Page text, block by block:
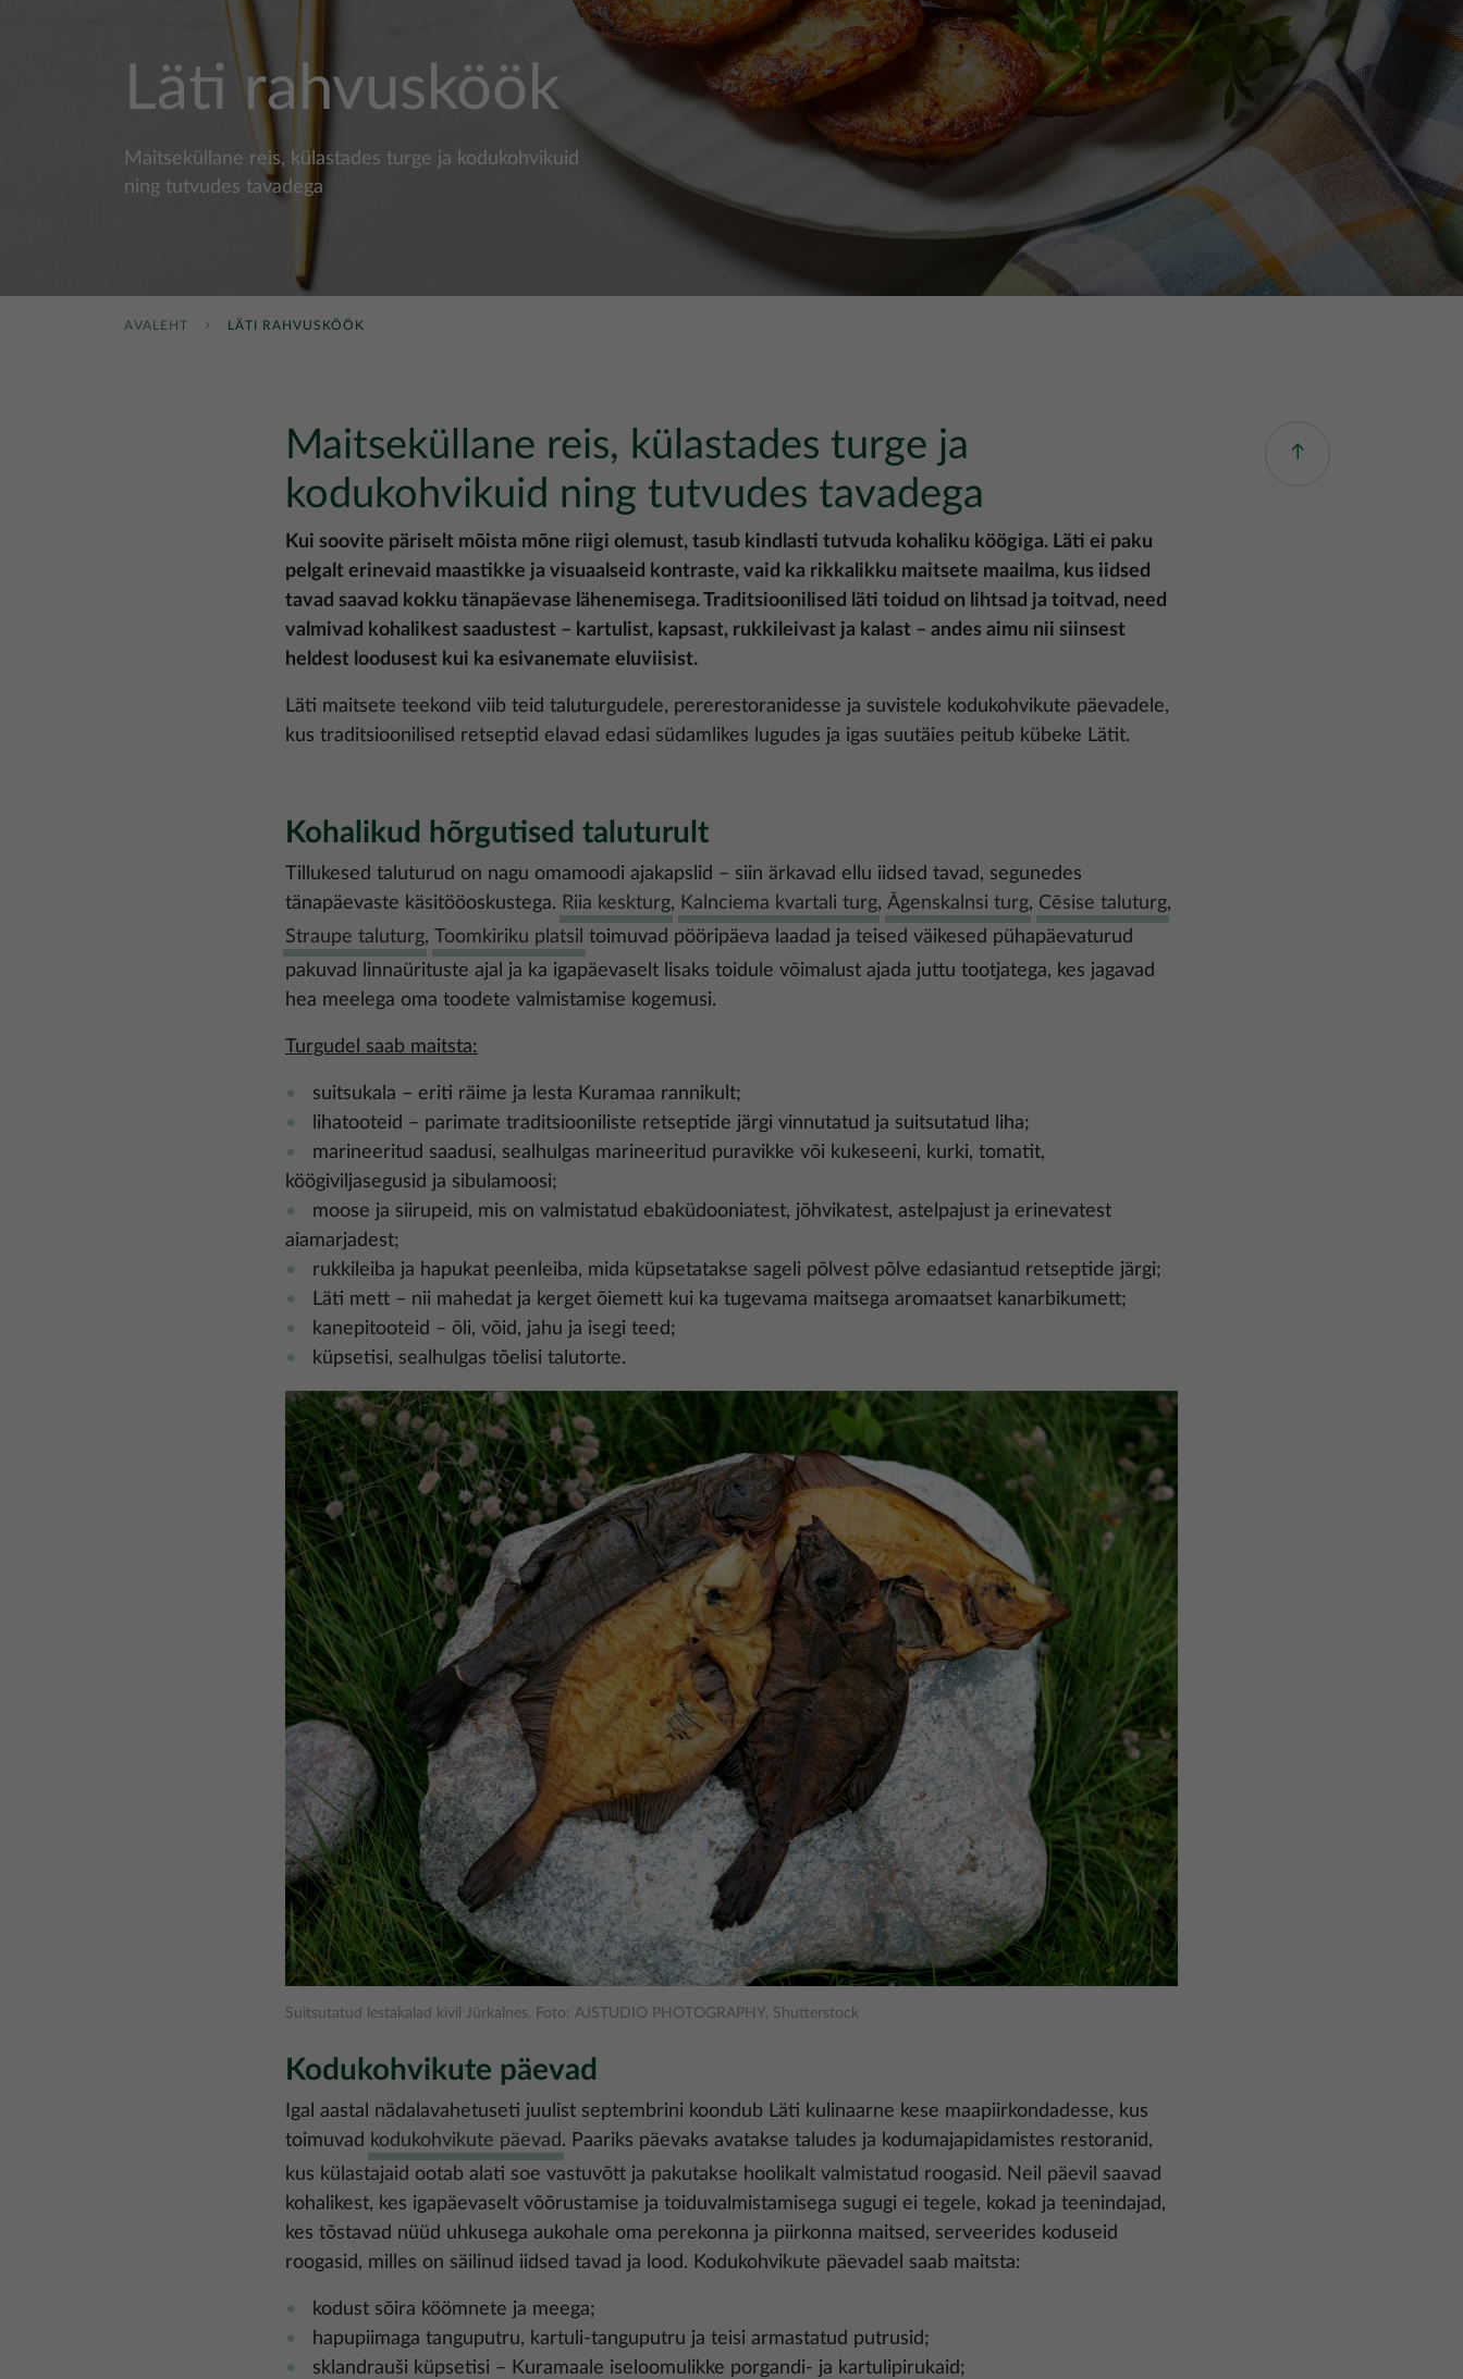
Läti rahvusköök
Maitseküllane reis, külastades turge ja kodukohvikuid
ning tutvudes tavadega
AVALEHT LÄTI RAHVUSKÖÖK
Maitseküllane reis, külastades turge ja
kodukohvikuid ning tutvudes tavadega
Kui soovite päriselt mõista mõne riigi olemust, tasub kindlasti tutvuda kohaliku köögiga. Läti ei paku
pelgalt erinevaid maastikke ja visuaalseid kontraste, vaid ka rikkalikku maitsete maailma, kus iidsed
tavad saavad kokku tänapäevase lähenemisega. Traditsioonilised läti toidud on lihtsad ja toitvad, need
valmivad kohalikest saadustest – kartulist, kapsast, rukkileivast ja kalast – andes aimu nii siinsest
heldest loodusest kui ka esivanemate eluviisist.
Läti maitsete teekond viib teid taluturgudele, pererestoranidesse ja suvistele kodukohvikute päevadele,
kus traditsioonilised retseptid elavad edasi südamlikes lugudes ja igas suutäies peitub kübeke Lätit.
Kohalikud hõrgutised taluturult
Tillukesed taluturud on nagu omamoodi ajakapslid – siin ärkavad ellu iidsed tavad, segunedes
tänapäevaste käsitööoskustega. Riia keskturg, Kalnciema kvartali turg, Āgenskalnsi turg, Cēsise taluturg,
Straupe taluturg, Toomkiriku platsil toimuvad pööripäeva laadad ja teised väikesed pühapäevaturud
pakuvad linnaürituste ajal ja ka igapäevaselt lisaks toidule võimalust ajada juttu tootjatega, kes jagavad
hea meelega oma toodete valmistamise kogemusi.
Turgudel saab maitsta:
suitsukala – eriti räime ja lesta Kuramaa rannikult;
lihatooteid – parimate traditsiooniliste retseptide järgi vinnutatud ja suitsutatud liha;
marineeritud saadusi, sealhulgas marineeritud puravikke või kukeseeni, kurki, tomatit,
köögiviljasegusid ja sibulamoosi;
moose ja siirupeid, mis on valmistatud ebaküdooniatest, jõhvikatest, astelpajust ja erinevatest
aiamarjadest;
rukkileiba ja hapukat peenleiba, mida küpsetatakse sageli põlvest põlve edasiantud retseptide järgi;
Läti mett – nii mahedat ja kerget õiemett kui ka tugevama maitsega aromaatset kanarbikumett;
kanepitooteid – õli, võid, jahu ja isegi teed;
küpsetisi, sealhulgas tõelisi talutorte.
Pilt
Suitsutatud lestakalad kivil Jūrkalnes. Foto: AJSTUDIO PHOTOGRAPHY, Shutterstock
Kodukohvikute päevad
Igal aastal nädalavahetuseti juulist septembrini koondub Läti kulinaarne kese maapiirkondadesse, kus
toimuvad
kodukohvikute päevad . Paariks päevaks avatakse taludes ja kodumajapidamistes restoranid,
kus külastajaid ootab alati soe vastuvõtt ja pakutakse hoolikalt valmistatud roogasid. Neil päevil saavad
kohalikest, kes igapäevaselt võõrustamise ja toiduvalmistamisega sugugi ei tegele, kokad ja teenindajad,
kes tõstavad nüüd uhkusega aukohale oma perekonna ja piirkonna maitsed, serveerides koduseid
roogasid, milles on säilinud iidsed tavad ja lood. Kodukohvikute päevadel saab maitsta:
kodust sõira köömnete ja meega;
hapupiimaga tanguputru, kartuli-tanguputru ja teisi armastatud putrusid;
sklandrauši küpsetisi – Kuramaale iseloomulikke porgandi- ja kartulipirukaid;